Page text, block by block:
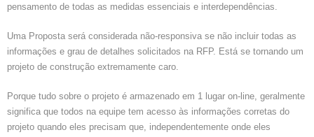
pensamento de todas as medidas essenciais e interdependências.
Uma Proposta será considerada não-responsiva se não incluir todas as
informações e grau de detalhes solicitados na RFP. Está se tornando um
projeto de construção extremamente caro.
Porque tudo sobre o projeto é armazenado em 1 lugar on-line, geralmente
significa que todos na equipe tem acesso às informações corretas do
projeto quando eles precisam que, independentemente onde eles